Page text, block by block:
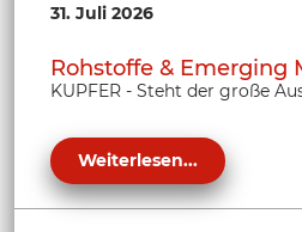
31. Juli 2026
Rohstoffe & Emerging
KUPFER - Steht der große
Weiterlesen...